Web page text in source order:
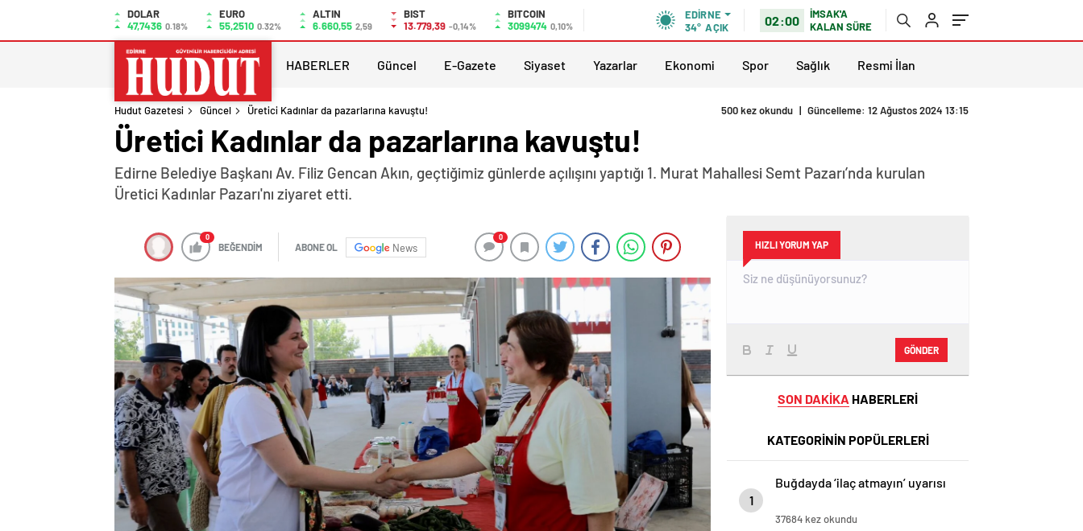
DOLAR
47,7436 0.18%
EURO
55,2510 0.32%
ALTIN
6.660,55 2,59
BIST
13.779,39 -0,14%
BITCOIN
3099474 0,10%
EDIRNE
34° AÇIK 02:00
İMSAK'A
KALAN SÜRE
HABERLER Güncel E-Gazete Siyaset Yazarlar Ekonomi Spor Sağlık Resmi İlan
Hudut Gazetesi Güncel Üretici Kadınlar da pazarlarına kavuştu! 500 kez okundu | Güncelleme: 12 Ağustos 2024 13:15
Üretici Kadınlar da pazarlarına kavuştu!
Edirne Belediye Başkanı Av. Filiz Gencan Akın, geçtiğimiz günlerde açılışını yaptığı 1. Murat Mahallesi Semt Pazarı’nda kurulan
Üretici Kadınlar Pazarı'nı ziyaret etti.
0
BEĞENDİM ABONE OL News
0
HIZLI YORUM YAP
GÖNDER
SON DAKİKA HABERLERİ
KATEGORİNİN POPÜLERLERİ
1
Buğdayda ‘ilaç atmayın’ uyarısı
37684 kez okundu